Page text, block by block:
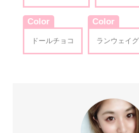
Color
ドールチョコ
Color
ランウェイ